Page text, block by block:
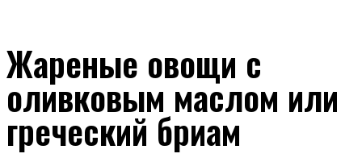
Жареные овощи с
оливковым маслом или
греческий бриам